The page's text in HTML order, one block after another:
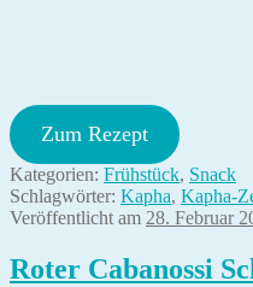
Zum Rezept
Kategorien: Frühstück, Snack
Schlagwörter: Kapha, Kapha-
Veröffentlicht am 28. Februar
Roter Cabanossi